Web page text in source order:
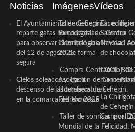
Noticias
El Ayuntamiento de Cehegín
reparte gafas homologadas
para observar el eclipse solar
del 12 de agosto de forma
segura
Cielos soleados y ligero
descenso de las temperaturas
en la comarca del Noroeste
Imágenes
Taller de Sonrisas e
Bucodental de ‘Centro
Odontológico Innova’.
2025
‘Compra Contrarreloj’ de
Asociación de
Hosteleros de Cehegín.
Febrero 2025
‘Taller de sonrisas’ por
Mundial de la Felicidad.
Vídeos
El
Salvador
Navidad
de
COOL
mano.
La
de
Carnaval